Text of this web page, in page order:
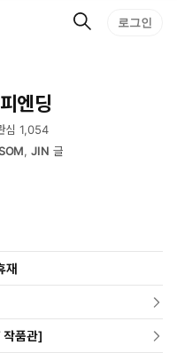
검
로그인
엔딩
심1,054
,JIN 글
재
품관]